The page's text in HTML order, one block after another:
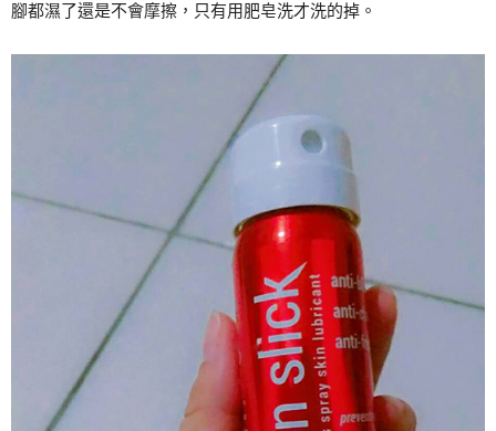
腳都濕了還是不會摩擦，只有用肥皂洗才洗的掉。